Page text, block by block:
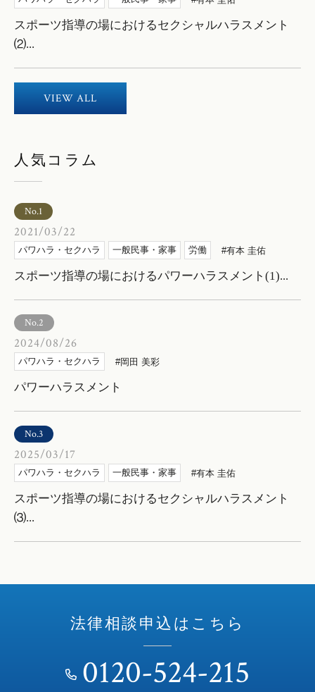
スポーツ指導の場におけるセクシャルハラスメント
⑵...
VIEW ALL
人気コラム
No.1
2021/03/22
パワハラ・セクハラ 一般民事・家事 労働 有本 圭佑
スポーツ指導の場におけるパワーハラスメント(1)...
No.2
2024/08/26
パワハラ・セクハラ 岡田 美彩
パワーハラスメント
No.3
2025/03/17
パワハラ・セクハラ 一般民事・家事 有本 圭佑
スポーツ指導の場におけるセクシャルハラスメント
⑶...
法律相談申込はこちら
0120-524-215